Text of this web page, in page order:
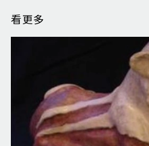
看更多